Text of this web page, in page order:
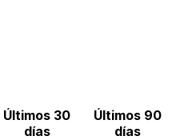
Últimos 30
días
Últimos 90
días